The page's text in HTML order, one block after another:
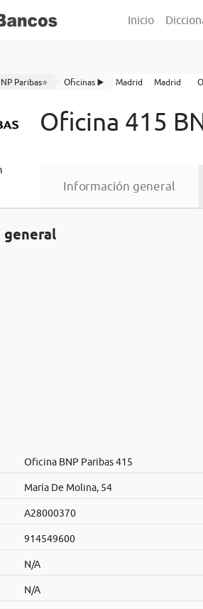
Inicio
Paribas⭐ Oficinas ▶️ Madrid Madrid
Oficina 415
Información general
general
Oficina BNP Paribas 415
María De Molina, 54
A28000370
914549600
N/A
N/A